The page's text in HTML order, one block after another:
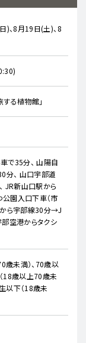
)、8月19日(土)、8
する植物館」
で35分、 山陽自
分、 山口宇部道
JR新山口駅から
園入口下車（市
から宇部線30分→J
空港からタクシ
歳未満）、70歳以
18歳以上70歳未
以下（18歳未